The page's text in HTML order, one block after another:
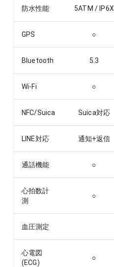
防水性能 5ATM / IP6X
GPS ○
Bluetooth 5.3
Wi-Fi ○
NFC/Suica Suica対応
LINE対応 通知+返信
通話機能 ○
心拍数計
測
○
血圧測定
心電図
(ECG)
○